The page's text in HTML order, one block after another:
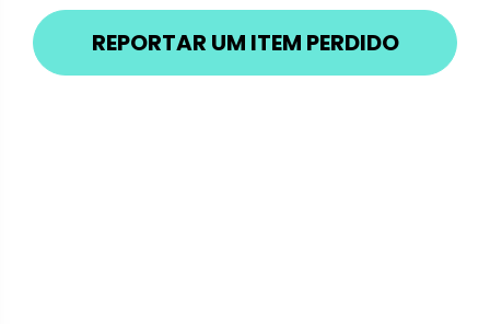
REPORTAR UM ITEM PERDIDO